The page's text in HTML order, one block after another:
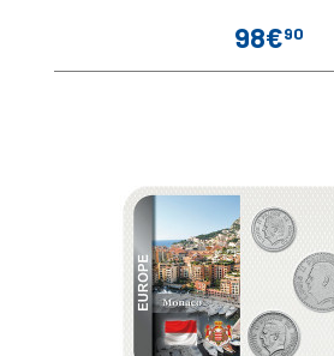
Prix
98€90